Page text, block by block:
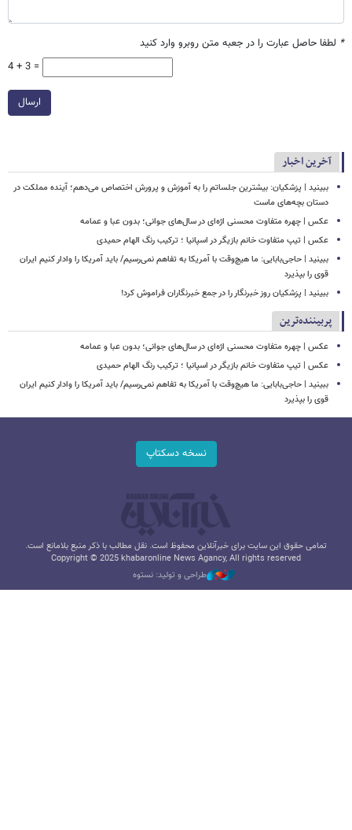
* لطفا حاصل عبارت را در جعبه متن روبرو وارد کنید
4 + 3 =
ارسال
آخرین اخبار
ببینید | پزشکیان: بیشترین جلساتم را به آموزش و پرورش اختصاص می‌دهم؛ آینده مملکت در
دستان بچه‌های ماست
عکس | چهره متفاوت محسنی اژه‌ای در سال‌های جوانی؛ بدون عبا و عمامه
عکس | تیپ متفاوت خانم بازیگر در اسپانیا ؛ ترکیب رنگ الهام حمیدی
ببینید | حاجی‌بابایی: ما هیچ‌وقت با آمریکا به تفاهم نمی‌رسیم/ باید آمریکا را وادار کنیم ایران
قوی را بپذیرد
ببینید | پزشکیان روز خبرنگار را در جمع خبرنگاران فراموش کرد!
پربیننده‌ترین
عکس | چهره متفاوت محسنی اژه‌ای در سال‌های جوانی؛ بدون عبا و عمامه
عکس | تیپ متفاوت خانم بازیگر در اسپانیا ؛ ترکیب رنگ الهام حمیدی
ببینید | حاجی‌بابایی: ما هیچ‌وقت با آمریکا به تفاهم نمی‌رسیم/ باید آمریکا را وادار کنیم ایران
قوی را بپذیرد
نسخه دسکتاپ
تمامی حقوق این سایت برای خبرآنلاین محفوظ است. نقل مطالب با ذکر منبع بلامانع است.
Copyright © 2025 khabaronline News Agancy, All rights reserved
طراحی و تولید: نستوه